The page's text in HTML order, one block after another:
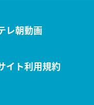
レ朝動画
イト利用規約